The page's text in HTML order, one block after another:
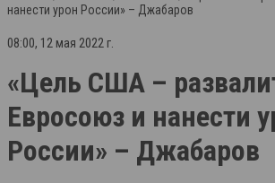
нанести урон России» – Джабаров
08:00, 12 мая 2022 г.
«Цель США –
Евросоюз и нанести
России» – Джабаров